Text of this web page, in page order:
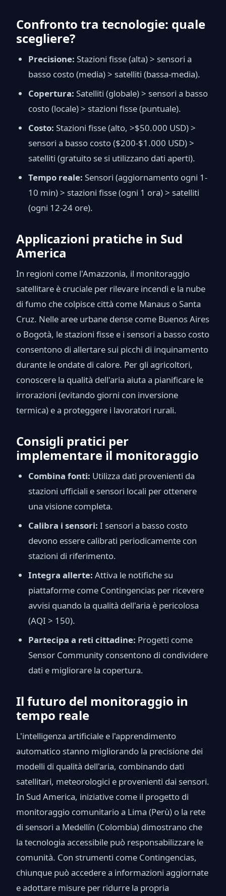
Confronto tra tecnologie: quale
scegliere?
Precisione: Stazioni fisse (alta) > sensori a
basso costo (media) > satelliti (bassa-media).
Copertura: Satelliti (globale) > sensori a basso
costo (locale) > stazioni fisse (puntuale).
Costo: Stazioni fisse (alto, >$50.000 USD) >
sensori a basso costo ($200-$1.000 USD) >
satelliti (gratuito se si utilizzano dati aperti).
Tempo reale: Sensori (aggiornamento ogni 1-
10 min) > stazioni fisse (ogni 1 ora) > satelliti
(ogni 12-24 ore).
Applicazioni pratiche in Sud
America
In regioni come l'Amazzonia, il monitoraggio
satellitare è cruciale per rilevare incendi e la nube
di fumo che colpisce città come Manaus o Santa
Cruz. Nelle aree urbane dense come Buenos Aires
o Bogotà, le stazioni fisse e i sensori a basso costo
consentono di allertare sui picchi di inquinamento
durante le ondate di calore. Per gli agricoltori,
conoscere la qualità dell'aria aiuta a pianificare le
irrorazioni (evitando giorni con inversione
termica) e a proteggere i lavoratori rurali.
Consigli pratici per
implementare il monitoraggio
Combina fonti: Utilizza dati provenienti da
stazioni ufficiali e sensori locali per ottenere
una visione completa.
Calibra i sensori: I sensori a basso costo
devono essere calibrati periodicamente con
stazioni di riferimento.
Integra allerte: Attiva le notifiche su
piattaforme come Contingencias per ricevere
avvisi quando la qualità dell'aria è pericolosa
(AQI > 150).
Partecipa a reti cittadine: Progetti come
Sensor Community consentono di condividere
dati e migliorare la copertura.
Il futuro del monitoraggio in
tempo reale
L'intelligenza artificiale e l'apprendimento
automatico stanno migliorando la precisione dei
modelli di qualità dell'aria, combinando dati
satellitari, meteorologici e provenienti dai sensori.
In Sud America, iniziative come il progetto di
monitoraggio comunitario a Lima (Perù) o la rete
di sensori a Medellín (Colombia) dimostrano che
la tecnologia accessibile può responsabilizzare le
comunità. Con strumenti come Contingencias,
chiunque può accedere a informazioni aggiornate
e adottare misure per ridurre la propria